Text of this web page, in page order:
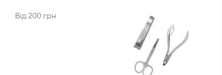
Від 200 грн